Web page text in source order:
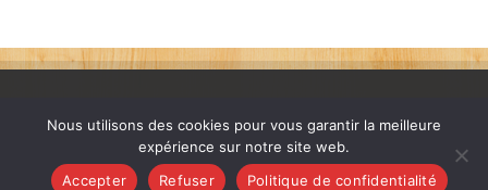
France échantillons gratuits © 2026. Tous les droits sont
Nous utilisons des cookies pour vous garantir la meilleure
expérience sur notre site web.
Accepter
Refuser Politique de confidentialité